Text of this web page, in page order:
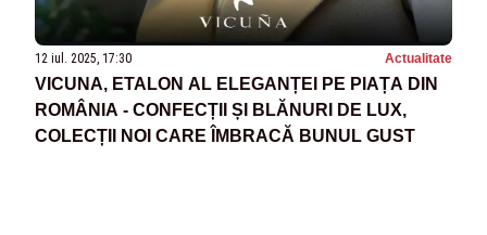
12 iul. 2025, 17:30 Actualitate
VICUNA, ETALON AL ELEGANȚEI PE PIAȚA DIN
ROMÂNIA - CONFECȚII ȘI BLĂNURI DE LUX,
COLECȚII NOI CARE ÎMBRACĂ BUNUL GUST